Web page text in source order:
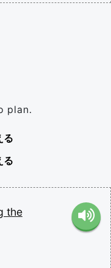
plan.
る
る
the